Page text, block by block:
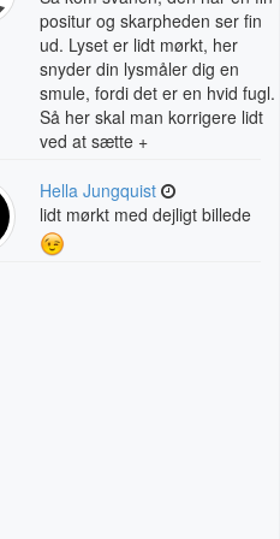
positur og skarpheden ser fin
ud. Lyset er lidt mørkt, her
snyder din lysmåler dig en
smule, fordi det er en hvid fugl.
Så her skal man korrigere lidt
ved at sætte +
Hella Jungquist
lidt mørkt med dejligt billede